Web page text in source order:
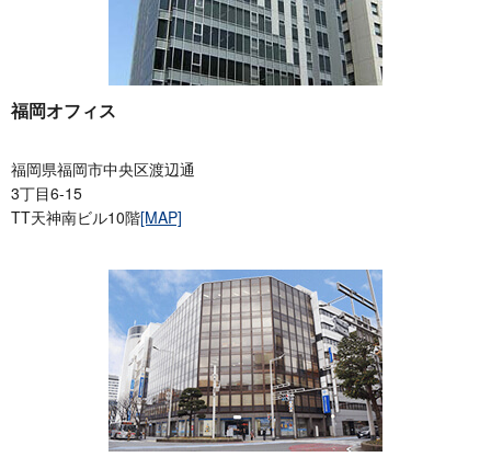
福岡オフィス
福岡県福岡市中央区渡辺通
3丁目6-15
TT天神南ビル10階[MAP]